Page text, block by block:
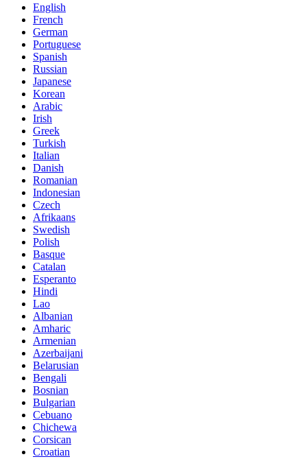
English
French
German
Portuguese
Spanish
Russian
Japanese
Korean
Arabic
Irish
Greek
Turkish
Italian
Danish
Romanian
Indonesian
Czech
Afrikaans
Swedish
Polish
Basque
Catalan
Esperanto
Hindi
Lao
Albanian
Amharic
Armenian
Azerbaijani
Belarusian
Bengali
Bosnian
Bulgarian
Cebuano
Chichewa
Corsican
Croatian